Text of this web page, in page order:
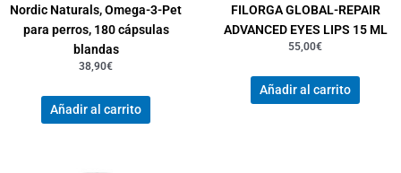
Nordic Naturals, Omega-3-Pet
para perros, 180 cápsulas
blandas
38,90€
Añadir al carrito
FILORGA GLOBAL-REPAIR
ADVANCED EYES LIPS 15 ML
55,00€
Añadir al carrito